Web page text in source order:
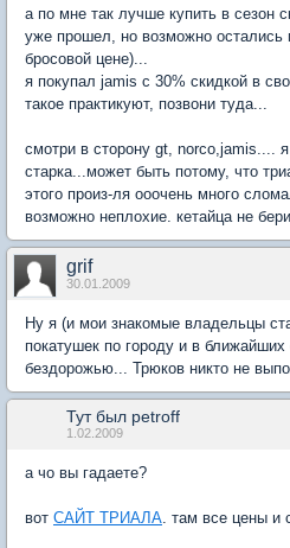
а по мне так лучше купить в сезон
уже прошел, но возможно
бросовой цене)...
я покупал jamis c 30% скидкой в
такое практикуют, позвони туда...
смотри в сторону gt, norco,jamis....
старка...может быть потому, что
этого произ-ля ооочень много
возможно неплохие. кетайца не
grif
30.01.2009
Ну я (и мои знакомые владельцы
покатушек по городу и в
бездорожью... Трюков никто не
Тут был petroff
1.02.2009
а чо вы гадаете?
вот САЙТ ТРИАЛА . там все цены и